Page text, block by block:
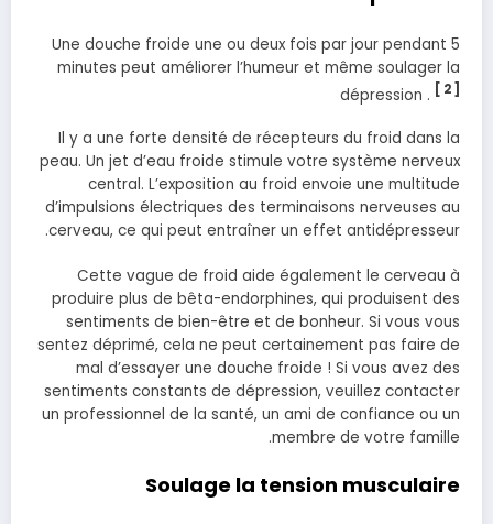
Une douche froide une ou deux fois par jour pendant 5
minutes peut améliorer l’humeur et même soulager la
dépression . [ 2 ]
Il y a une forte densité de récepteurs du froid dans la
peau. Un jet d’eau froide stimule votre système nerveux
central. L’exposition au froid envoie une multitude
d’impulsions électriques des terminaisons nerveuses au
cerveau, ce qui peut entraîner un effet antidépresseur.
Cette vague de froid aide également le cerveau à
produire plus de bêta-endorphines, qui produisent des
sentiments de bien-être et de bonheur. Si vous vous
sentez déprimé, cela ne peut certainement pas faire de
mal d’essayer une douche froide ! Si vous avez des
sentiments constants de dépression, veuillez contacter
un professionnel de la santé, un ami de confiance ou un
membre de votre famille.
Soulage la tension musculaire